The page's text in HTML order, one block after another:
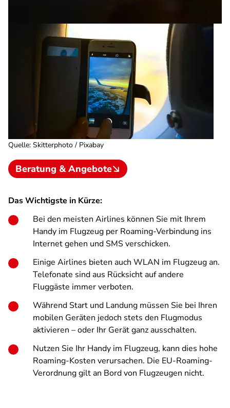
Quelle: Skitterphoto / Pixabay
Beratung & Angebote
Das Wichtigste in Kürze:
Bei den meisten Airlines können Sie mit Ihrem
Handy im Flugzeug per Roaming-Verbindung ins
Internet gehen und SMS verschicken.
Einige Airlines bieten auch WLAN im Flugzeug an.
Telefonate sind aus Rücksicht auf andere
Fluggäste immer verboten.
Während Start und Landung müssen Sie bei Ihren
mobilen Geräten jedoch stets den Flugmodus
aktivieren – oder Ihr Gerät ganz ausschalten.
Nutzen Sie Ihr Handy im Flugzeug, kann dies hohe
Roaming-Kosten verursachen. Die EU-Roaming-
Verordnung gilt an Bord von Flugzeugen nicht.